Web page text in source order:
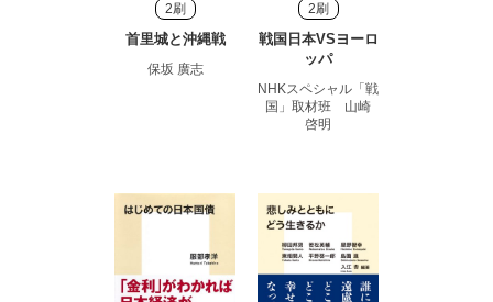
2刷
首里城と沖縄戦
保坂 廣志
2刷
戦国日本VSヨーロ
ッパ
NHKスペシャル「戦
国」取材班 山崎
啓明